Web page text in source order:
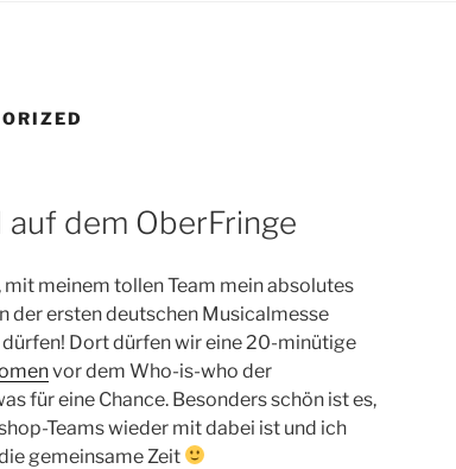
auf dem OberFringe
meinem tollen Team mein absolutes
der ersten deutschen Musicalmesse
dürfen! Dort dürfen wir eine 20-minütige
vor dem Who-is-who der
für eine Chance. Besonders schön ist es,
Teams wieder mit dabei ist und ich
gemeinsame Zeit